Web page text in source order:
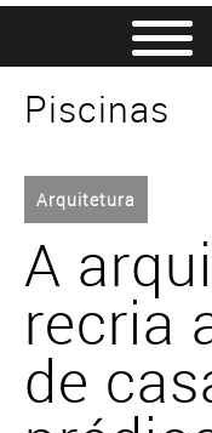
Piscinas
Arquitetura
A
recria
de